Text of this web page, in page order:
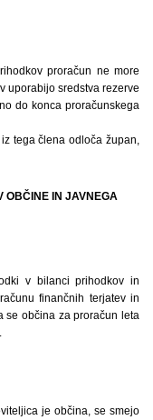
proračun ne more
uporabijo sredstva rezerve
do konca proračunskega
tega člena odloča župan,
OBČINE IN JAVNEGA
v bilanci prihodkov in
finančnih terjatev in
se občina za proračun leta
je občina, se smejo